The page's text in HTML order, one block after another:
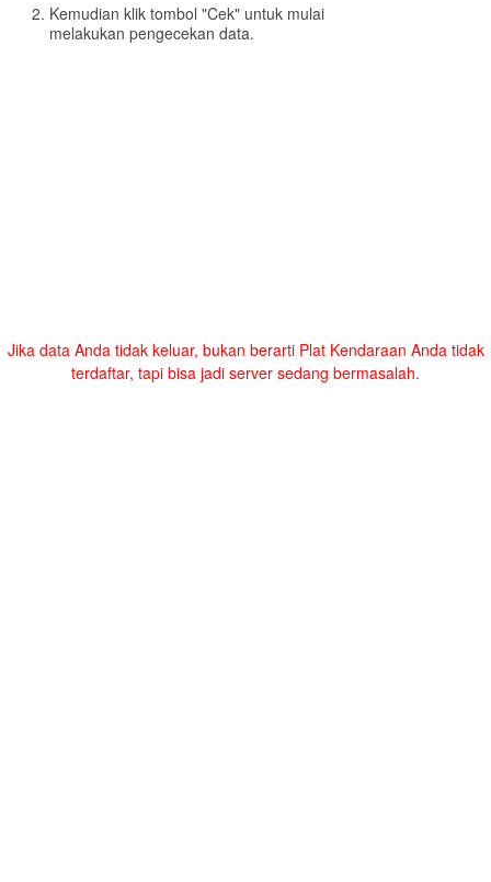
Kemudian klik tombol "Cek" untuk mulai
melakukan pengecekan data.
Jika data Anda tidak keluar, bukan berarti Plat Kendaraan Anda tidak
terdaftar, tapi bisa jadi server sedang bermasalah.